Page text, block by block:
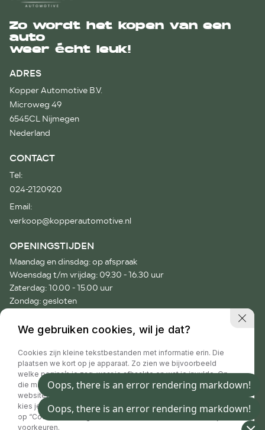
Zo wordt het kopen van een
auto
weer écht leuk!
ADRES
Kopper Automotive B.V.
Microweg 49
6545CL Nijmegen
Nederland
CONTACT
Tel:
024-2120920
Email:
verkoop@kopperautomotive.nl
OPENINGSTIJDEN
Maandag en dinsdag: op afspraak
Woensdag t/m vrijdag: 09.30 - 16.30 uur
Zaterdag: 10.00 - 15.00 uur
Zondag: gesloten
Voor afspraken buiten onze openingstijden verzoeken wij je
Privacy policy
We gebruiken cookies, wil je dat?
Cookies zijn kleine tekstbestanden met informatie erin. Die
plaatsen we kort op je apparaat. Zo zien we bijvoorbeeld
welke pagina’s je zag, waar je afhaakte en wat je invulde. Op
die manier hebben wij informatie waar we jouw
websitebezoek beter mee maken. Handig toch? Natuurlijk
kies je zelf of je dat toestaat. Daar zijn we eerlijk over. Klik
op “Cookie instellingen”, vind meer informatie en beheer je
voorkeuren.